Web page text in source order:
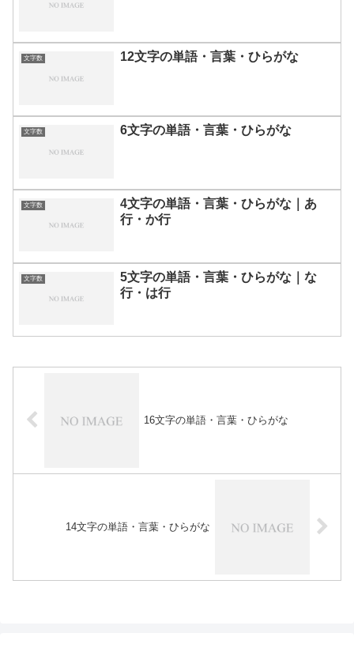
文字数 12文字の単語・言葉・ひらがな
文字数 6文字の単語・言葉・ひらがな
文字数
4文字の単語・言葉・ひらがな｜あ
行・か行
文字数
5文字の単語・言葉・ひらがな｜な
行・は行
16文字の単語・言葉・ひらがな
14文字の単語・言葉・ひらがな